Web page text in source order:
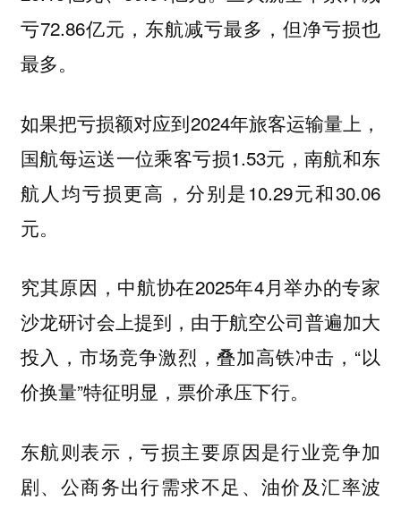
亏72.86亿元，东航减亏最多，但净亏损也
最多。
如果把亏损额对应到2024年旅客运输量上，
国航每运送一位乘客亏损1.53元，南航和东
航人均亏损更高，分别是10.29元和30.06
元。
究其原因，中航协在2025年4月举办的专家
沙龙研讨会上提到，由于航空公司普遍加大
投入，市场竞争激烈，叠加高铁冲击，“以
价换量”特征明显，票价承压下行。
东航则表示，亏损主要原因是行业竞争加
剧、公商务出行需求不足、油价及汇率波